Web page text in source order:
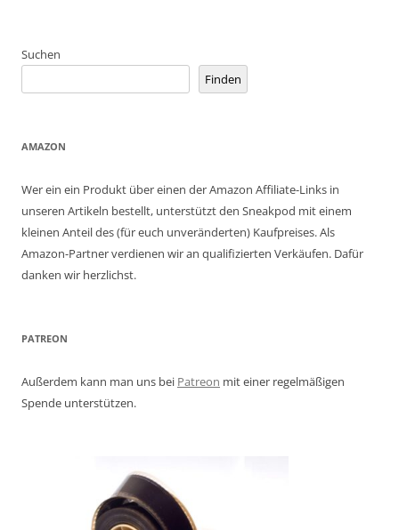
Suchen
Finden
AMAZON
Wer ein ein Produkt über einen der Amazon Affiliate-Links in
unseren Artikeln bestellt, unterstützt den Sneakpod mit einem
kleinen Anteil des (für euch unveränderten) Kaufpreises. Als
Amazon-Partner verdienen wir an qualifizierten Verkäufen. Dafür
danken wir herzlichst.
PATREON
Außerdem kann man uns bei Patreon mit einer regelmäßigen
Spende unterstützen.